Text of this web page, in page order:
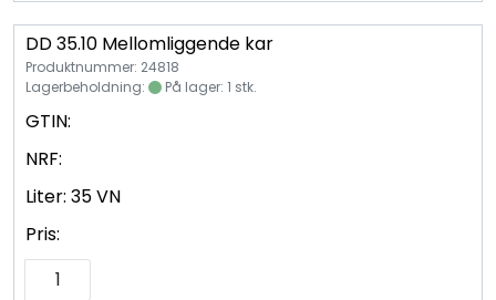
DD 35.10 Mellomliggende kar
Produktnummer: 24818
Lagerbeholdning:
På lager: 1 stk.
GTIN:
NRF:
Liter: 35 VN
Pris: